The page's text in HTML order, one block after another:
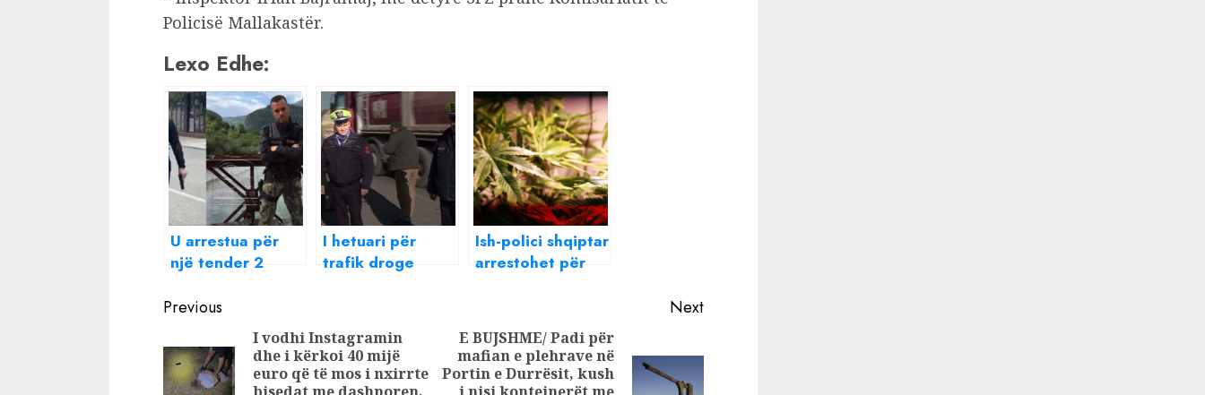
Policisë Mallakastër.
Lexo Edhe:
U arrestua për
një tender 2
Kryekomisar
rikthehet shef
rendi në policinë
I hetuari për
trafik droge
Morinë, zuri
vendin e Artan
Ish-polici shqiptar
arrestohet për
gangsteri që
arrestova
Continue
Reading
Previous
Previous
I vodhi Instagramin
dhe i kërkoi 40 mijë
euro që të mos i nxirrte
bisedat me dashnoren,
Next
Next
E BUJSHME/ Padi për
mafian e plehrave në
Portin e Durrësit, kush
i nisi kontejnerët me